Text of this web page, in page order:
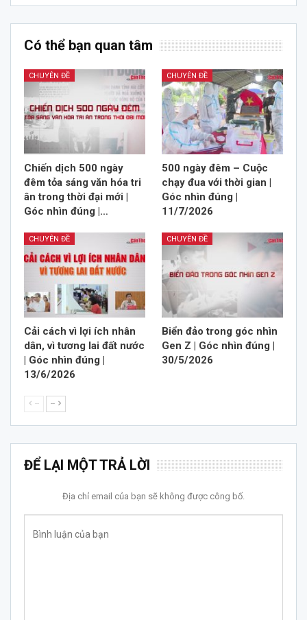
Có thể bạn quan tâm
CHUYÊN ĐỀ
Chiến dịch 500 ngày
đêm tỏa sáng văn hóa tri
ân trong thời đại mới |
Góc nhìn đúng |…
CHUYÊN ĐỀ
500 ngày đêm – Cuộc
chạy đua với thời gian |
Góc nhìn đúng |
11/7/2026
CHUYÊN ĐỀ
Cải cách vì lợi ích nhân
dân, vì tương lai đất nước
| Góc nhìn đúng |
13/6/2026
CHUYÊN ĐỀ
Biển đảo trong góc nhìn
Gen Z | Góc nhìn đúng |
30/5/2026
-- --
ĐỂ LẠI MỘT TRẢ LỜI
Địa chỉ email của bạn sẽ không được công bố.